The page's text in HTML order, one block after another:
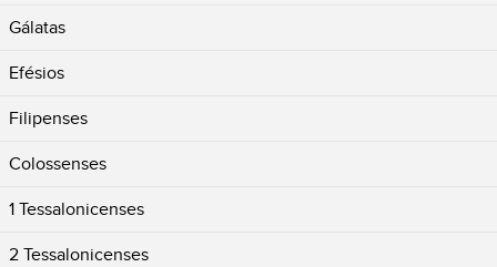
Gálatas
Efésios
Filipenses
Colossenses
1 Tessalonicenses
2 Tessalonicenses